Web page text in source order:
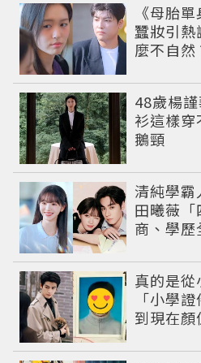
《母胎
蠶妝引熱
麼不自然
48歲楊
衫這樣穿
鵝頸
清純學霸
田曦薇「
商、學歷
真的是
「小學
到現在顏